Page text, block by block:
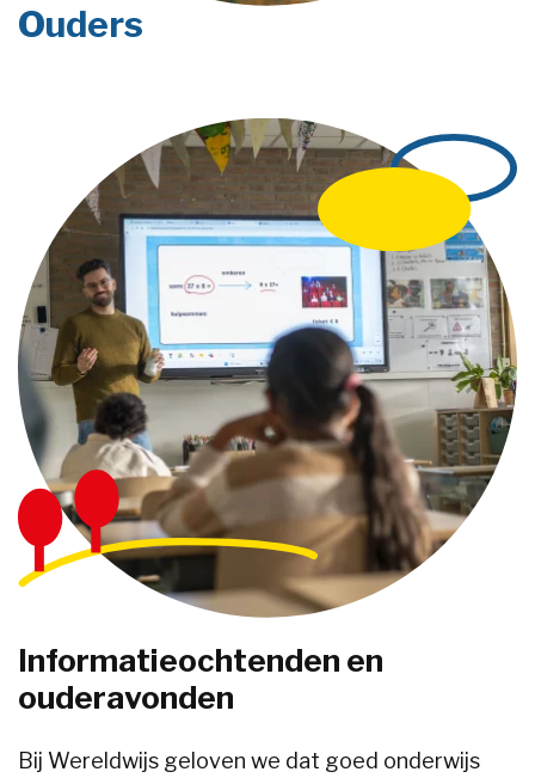
Ouders
Informatieochtenden en
ouderavonden
Bij Wereldwijs geloven we dat goed onderwijs